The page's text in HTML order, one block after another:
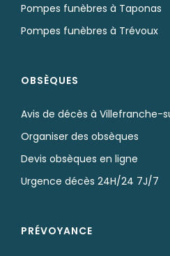
Pompes funèbres à Taponas
Pompes funèbres à Trévoux
OBSÈQUES
Avis de décès à Villefranche-
Organiser des obsèques
Devis obsèques en ligne
Urgence décès 24H/24 7J/7
PRÉVOYANCE